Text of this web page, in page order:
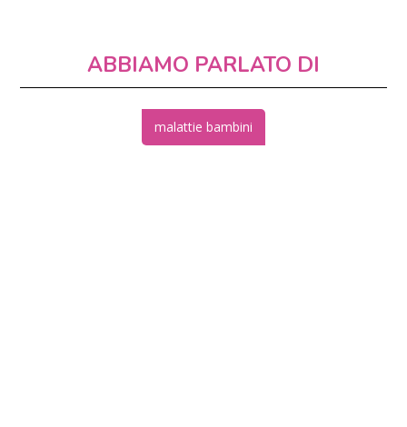
ABBIAMO PARLATO DI
malattie bambini